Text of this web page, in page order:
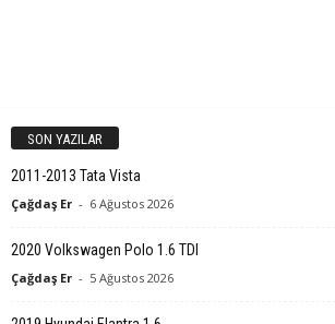
SON YAZILAR
2011-2013 Tata Vista
Çağdaş Er - 6 Ağustos 2026
2020 Volkswagen Polo 1.6 TDI
Çağdaş Er - 5 Ağustos 2026